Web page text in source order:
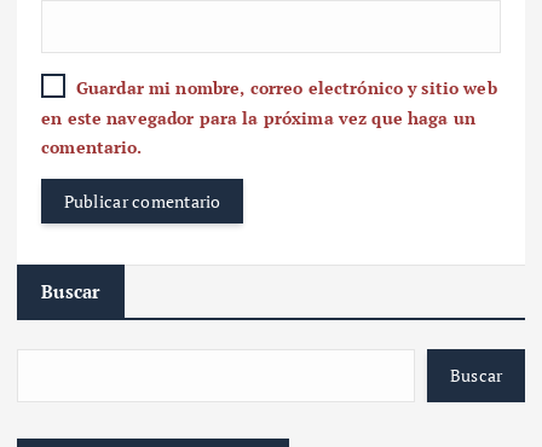
Guardar mi nombre, correo electrónico y sitio web
en este navegador para la próxima vez que haga un
comentario.
Buscar
Buscar